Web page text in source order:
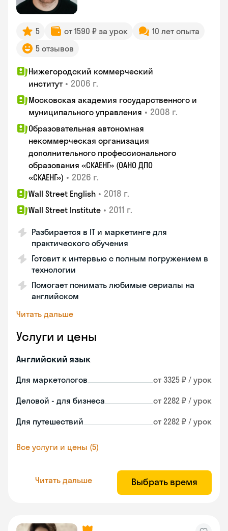
5 от 1590 ₽ за урок
10 лет опыта
5 отзывов
Нижегородский коммерческий
институт • 2006 г.
Московская академия государственного и
муниципального управления • 2008 г.
Образовательная автономная
некоммерческая организация
дополнительного профессионального
образования «СКАЕНГ» (ОАНО ДПО
«СКАЕНГ») • 2026 г.
Wall Street English • 2018 г.
Wall Street Institute • 2011 г.
Разбирается в IT и маркетинге для
практического обучения
Готовит к интервью с полным погружением в
технологии
Помогает понимать любимые сериалы на
английском
Читать дальше
Услуги и цены
Английский язык
Для маркетологов от 3325 ₽ / урок
Деловой - для бизнеса от 2282 ₽ / урок
Для путешествий от 2282 ₽ / урок
Все услуги и цены (5)
Читать дальше Выбрать время